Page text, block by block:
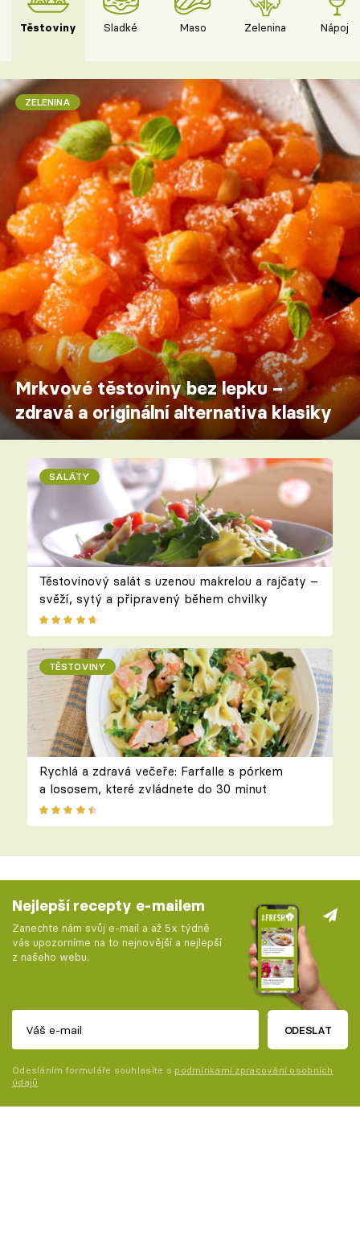
Těstoviny Sladké Maso Zelenina Nápoje
ZELENINA
Mrkvové těstoviny bez lepku –
zdravá a originální alternativa klasiky
SALÁTY
Těstovinový salát s uzenou makrelou a rajčaty –
svěží, sytý a připravený během chvilky
TĚSTOVINY
Rychlá a zdravá večeře: Farfalle s pórkem
a lososem, které zvládnete do 30 minut
Nejlepší recepty e-mailem
Zanechte nám svůj e-mail a až 5x týdně
vás upozorníme na to nejnovější a nejlepší
z našeho webu.
ODESLAT
Odesláním formuláře souhlasíte s podmínkami zpracování osobních
údajů